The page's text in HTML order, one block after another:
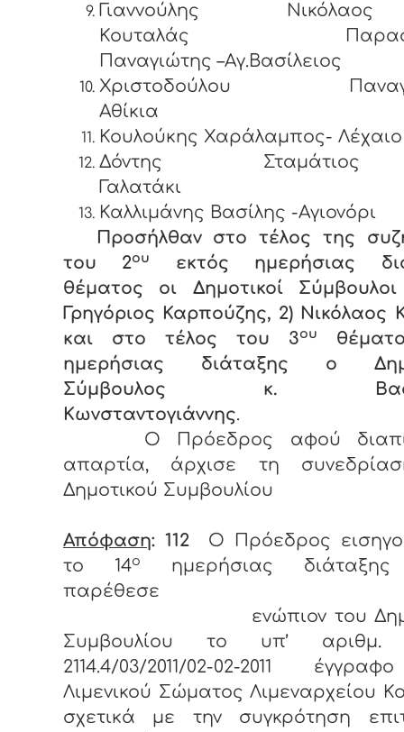
Γιαννούλης
Κουταλάς
Παναγιώτης –Αγ.Βασίλειος
Χριστοδούλου
Αθίκια
Κουλούκης Χαράλαμπος- Λέχαιο
Δόντης
Καλλιμάνης Βασίλης -Αγιονόρι
Προσήλθαν στο τέλος της
του 2ου
εκτός ημερήσιας
θέματος οι Δημοτικοί
Γρηγόριος Καρπούζης, 2) Νικόλαος
και στο τέλος του 3ου
ημερήσιας διάταξης ο
Σύμβουλος κ.
Κωνσταντογιάννης.
Ο Πρόεδρος αφού
απαρτία, άρχισε τη
Δημοτικού Συμβουλίου
Απόφαση: 112 Ο Πρόεδρος
το 14ο
ημερήσιας
παρέθεσε
ενώπιον του
Συμβουλίου το υπ’ αριθμ.
2114.4/03/2011/02-02-2011
Λιμενικού Σώματος Λιμεναρχείου
σχετικά με την συγκρότηση